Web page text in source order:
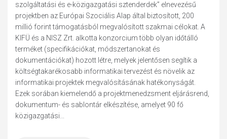
szolgáltatási és e-közigazgatási sztenderdek” elnevezésű
projektben az Európai Szociális Alap által biztosított, 200
millió forint támogatásból megvalósított szakmai célokat. A
KIFÜ és a NISZ Zrt. alkotta konzorcium több olyan időtálló
terméket (specifikációkat, módszertanokat és
dokumentációkat) hozott létre, melyek jelentősen segítik a
költségtakarékosabb informatikai tervezést és növelik az
informatikai projektek megvalósításának hatékonyságát.
Ezek sorában kiemelendő a projektmenedzsment eljárásrend,
dokumentum- és sablontár elkészítése, amelyet 90 fő
közigazgatási...